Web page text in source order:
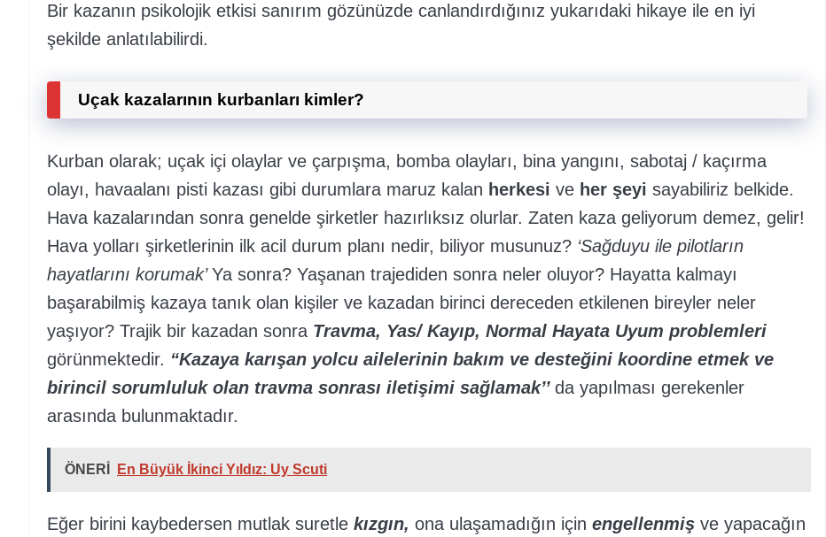
Bir kazanın psikolojik etkisi sanırım gözünüzde canlandırdığınız yukarıdaki hikaye ile en iyi
şekilde anlatılabilirdi.
Uçak kazalarının kurbanları kimler?
Kurban olarak; uçak içi olaylar ve çarpışma, bomba olayları, bina yangını, sabotaj / kaçırma
olayı, havaalanı pisti kazası gibi durumlara maruz kalan herkesi ve her şeyi sayabiliriz belkide.
Hava kazalarından sonra genelde şirketler hazırlıksız olurlar. Zaten kaza geliyorum demez, gelir!
Hava yolları şirketlerinin ilk acil durum planı nedir, biliyor musunuz? ‘Sağduyu ile pilotların
hayatlarını korumak’Ya sonra? Yaşanan trajediden sonra neler oluyor? Hayatta kalmayı
başarabilmiş kazaya tanık olan kişiler ve kazadan birinci dereceden etkilenen bireyler neler
yaşıyor? Trajik bir kazadan sonra Travma, Yas/ Kayıp, Normal Hayata Uyum problemleri
görünmektedir. “Kazaya karışan yolcu ailelerinin bakım ve desteğini koordine etmek ve
birincil sorumluluk olan travma sonrası iletişimi sağlamak’’ da yapılması gerekenler
arasında bulunmaktadır.
ÖNERİ En Büyük İkinci Yıldız: Uy Scuti
Eğer birini kaybedersen mutlak suretle kızgın, ona ulaşamadığın için engellenmiş ve yapacağın